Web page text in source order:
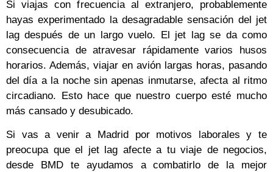
Si viajas con frecuencia al extranjero, probablemente
hayas experimentado la desagradable sensación del jet
lag después de un largo vuelo. El jet lag se da como
consecuencia de atravesar rápidamente varios husos
horarios. Además, viajar en avión largas horas, pasando
del día a la noche sin apenas inmutarse, afecta al ritmo
circadiano. Esto hace que nuestro cuerpo esté mucho
más cansado y desubicado.
Si vas a venir a Madrid por motivos laborales y te
preocupa que el jet lag afecte a tu viaje de negocios,
desde BMD te ayudamos a combatirlo de la mejor